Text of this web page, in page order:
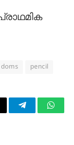
doms pencil
Telegram